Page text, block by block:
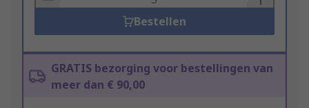
Bestellen
GRATIS bezorging voor bestellingen van
meer dan € 90,00